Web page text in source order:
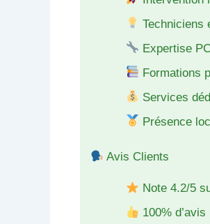
Techniciens
Expertise
Formations
Services
Présence
Avis Clients
Note 4.2/5
100%